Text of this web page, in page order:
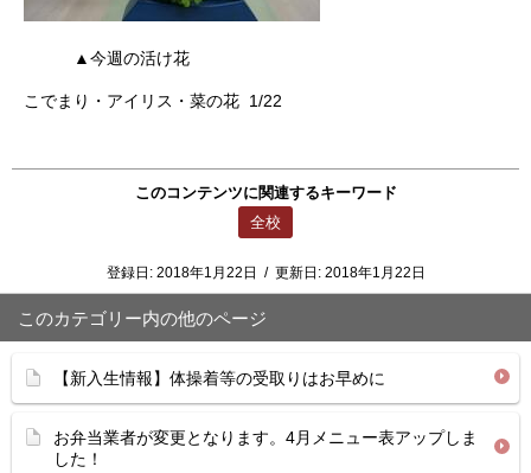
▲今週の活け花
こでまり・アイリス・菜の花 1/22
このコンテンツに関連するキーワード
全校
登録日: 2018年1月22日 / 更新日: 2018年1月22日
このカテゴリー内の他のページ
【新入生情報】体操着等の受取りはお早めに
お弁当業者が変更となります。4月メニュー表アップしま
した！